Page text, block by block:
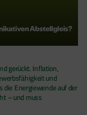
gerückt. Inflation,
und
Energiewende auf der
– und muss